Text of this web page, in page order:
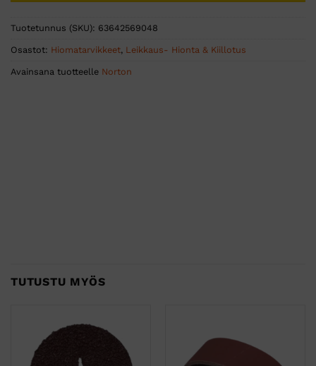
Tuotetunnus (SKU): 63642569048
Osastot: Hiomatarvikkeet, Leikkaus- Hionta & Kiillotus
Avainsana tuotteelle Norton
TUTUSTU MYÖS